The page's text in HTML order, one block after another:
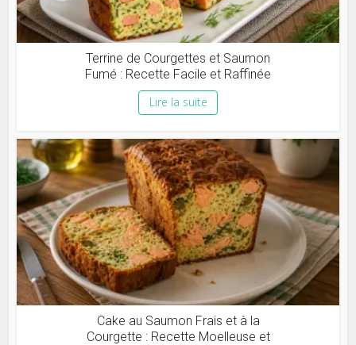
Terrine de Courgettes et Saumon
Fumé : Recette Facile et Raffinée
Lire la suite
Cake au Saumon Frais et à la
Courgette : Recette Moelleuse et